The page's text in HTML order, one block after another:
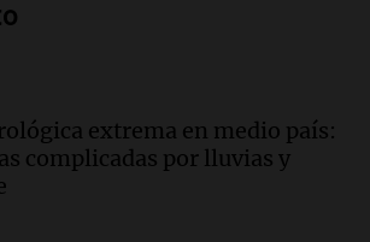
seguridad vial
Bondartusen destaca la
resolver la crisis educativa
Fuego
extrema en medio país:
complicadas por lluvias y